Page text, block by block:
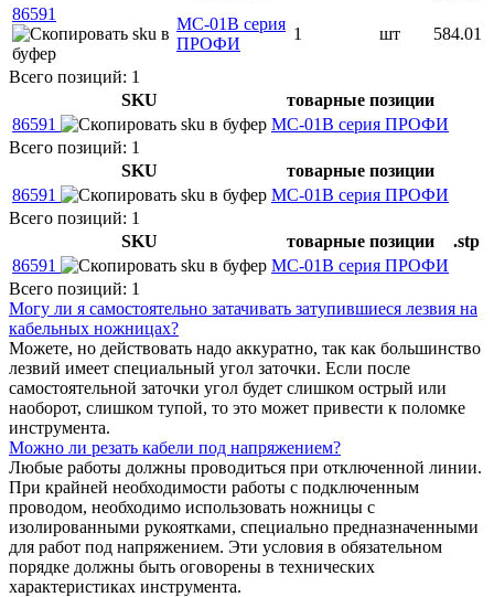
86591
МС-01В серия
ПРОФИ
1 шт 584.01
Всего позиций: 1
SKU
товарные позиции
86591
МС-01В серия ПРОФИ
Всего позиций: 1
SKU
товарные позиции
86591
МС-01В серия ПРОФИ
Всего позиций: 1
SKU
товарные позиции
.stp
86591
МС-01В серия ПРОФИ
Всего позиций: 1
Могу ли я самостоятельно затачивать затупившиеся лезвия на
кабельных ножницах?
Можете, но действовать надо аккуратно, так как большинство
лезвий имеет специальный угол заточки. Если после
самостоятельной заточки угол будет слишком острый или
наоборот, слишком тупой, то это может привести к поломке
инструмента.
Можно ли резать кабели под напряжением?
Любые работы должны проводиться при отключенной линии.
При крайней необходимости работы с подключенным
проводом, необходимо использовать ножницы с
изолированными рукоятками, специально предназначенными
для работ под напряжением. Эти условия в обязательном
порядке должны быть оговорены в технических
характеристиках инструмента.